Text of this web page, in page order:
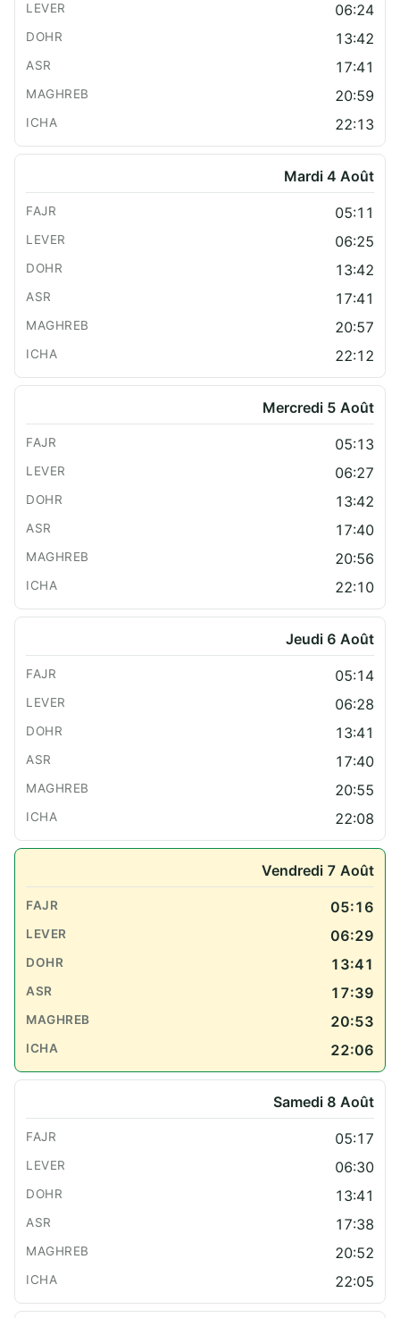
06:24
13:42
17:41
20:59
22:13
Mardi 4 Août
05:11
06:25
13:42
17:41
20:57
22:12
Mercredi 5 Août
05:13
06:27
13:42
17:40
20:56
22:10
Jeudi 6 Août
05:14
06:28
13:41
17:40
20:55
22:08
Vendredi 7 Août
05:16
06:29
13:41
17:39
20:53
22:06
Samedi 8 Août
05:17
06:30
13:41
17:38
20:52
22:05